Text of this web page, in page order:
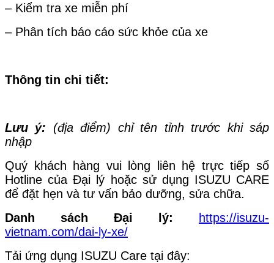
– Kiểm tra xe miễn phí
– Phân tích báo cáo sức khỏe của xe
Thông tin chi tiết:
Lưu ý: (địa điểm) chỉ tên tỉnh trước khi sáp
nhập
Quý khách hàng vui lòng liên hệ trực tiếp số
Hotline của Đại lý hoặc sử dụng ISUZU CARE
để đặt hẹn và tư vấn bảo dưỡng, sửa chữa.
Danh sách Đại lý:
https://isuzu-
vietnam.com/dai-ly-xe/
Tải ứng dụng ISUZU Care tại đây: